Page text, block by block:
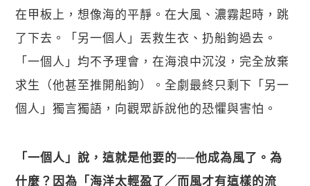
在甲板上，想像海的平靜。在大風、濃霧起時，跳
了下去。「另一個人」丟救生衣、扔船鉤過去。
「一個人」均不予理會，在海浪中沉沒，完全放棄
求生（他甚至推開船鉤）。全劇最終只剩下「另一
個人」獨言獨語，向觀眾訴說他的恐懼與害怕。
「一個人」說，這就是他要的──他成為風了。為
什麼？因為「海洋太輕盈了／而風才有這樣的流